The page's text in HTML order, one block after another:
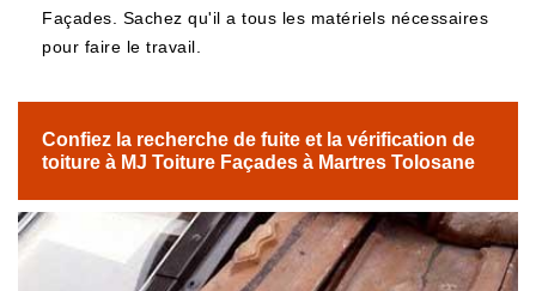
Façades. Sachez qu'il a tous les matériels nécessaires
pour faire le travail.
Confiez la recherche de fuite et la vérification de
toiture à MJ Toiture Façades à Martres Tolosane